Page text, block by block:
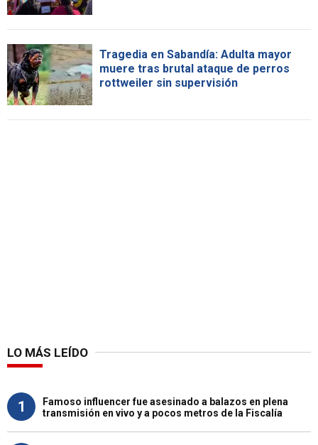
Tragedia en Sabandía: Adulta mayor
muere tras brutal ataque de perros
rottweiler sin supervisión
LO MÁS LEÍDO
1
Famoso influencer fue asesinado a balazos en plena
transmisión en vivo y a pocos metros de la Fiscalía